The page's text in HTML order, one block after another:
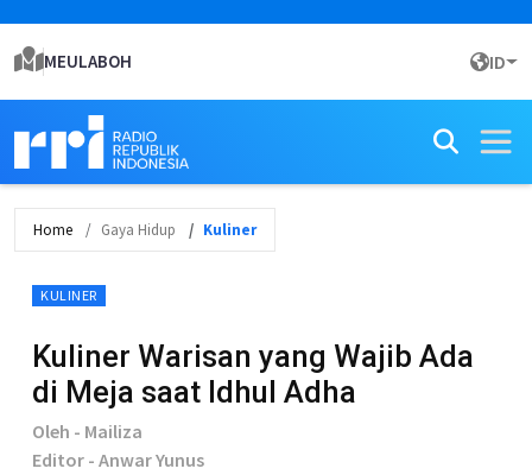
MEULABOH ID
Home Gaya Hidup Kuliner
KULINER
Kuliner Warisan yang Wajib Ada
di Meja saat Idhul Adha
Oleh - Mailiza
Editor - Anwar Yunus